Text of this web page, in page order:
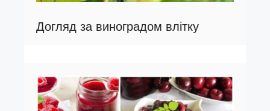
Догляд за виноградом влітку